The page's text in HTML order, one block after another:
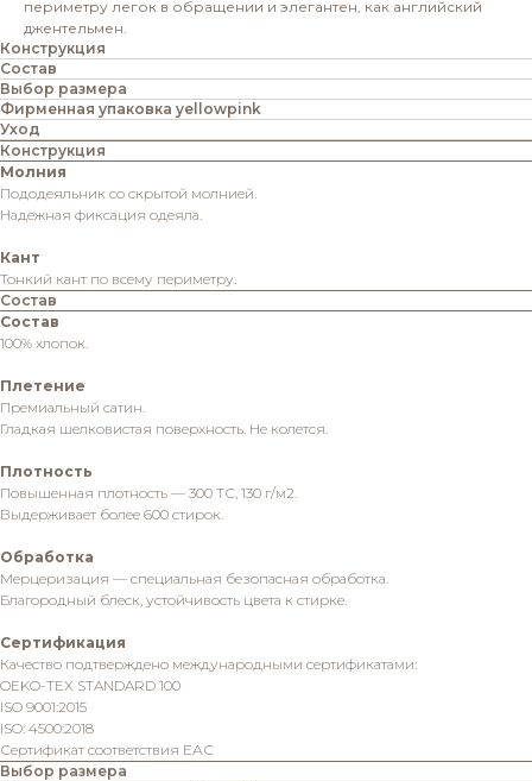
периметру легок в обращении и элегантен, как английский
джентельмен.
Конструкция
Состав
Выбор размера
Фирменная упаковка yellowpink
Уход
Конструкция
Молния
Пододеяльник со скрытой молнией.
Надежная фиксация одеяла.
Кант
Тонкий кант по всему периметру.
Состав
Состав
100% хлопок.
Плетение
Премиальный сатин.
Гладкая шелковистая поверхность. Не колется.
Плотность
Повышенная плотность — 300 ТС, 130 г/м2.
Выдерживает более 600 стирок.
Обработка
Мерцеризация — специальная безопасная обработка.
Благородный блеск, устойчивость цвета к стирке.
Сертификация
Качество подтверждено международными сертификатами:
OEKO-TEX STANDARD 100
ISO 9001:2015
ISO: 4500:2018
Сертификат соответствия ЕАС
Выбор размера